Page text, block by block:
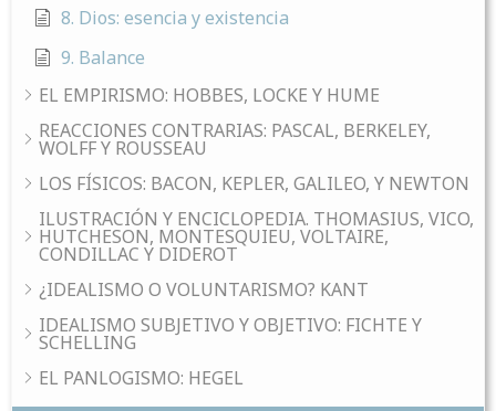
8. Dios: esencia y existencia
9. Balance
EL EMPIRISMO: HOBBES, LOCKE Y HUME
REACCIONES CONTRARIAS: PASCAL, BERKELEY,
WOLFF Y ROUSSEAU
LOS FÍSICOS: BACON, KEPLER, GALILEO, Y NEWTON
ILUSTRACIÓN Y ENCICLOPEDIA. THOMASIUS, VICO,
HUTCHESON, MONTESQUIEU, VOLTAIRE,
CONDILLAC Y DIDEROT
¿IDEALISMO O VOLUNTARISMO? KANT
IDEALISMO SUBJETIVO Y OBJETIVO: FICHTE Y
SCHELLING
EL PANLOGISMO: HEGEL